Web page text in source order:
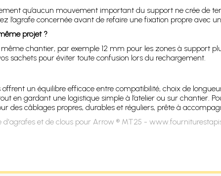
qu’aucun mouvement important du support ne crée de
l’agrafe concernée avant de refaire une fixation propre avec
projet ?
chantier, par exemple 12 mm pour les zones à support
sachets pour éviter toute confusion lors du rechargement.
un équilibre efficace entre compatibilité, choix de
en gardant une logistique simple à l’atelier ou sur chantier.
des câblages propres, durables et réguliers, prête à
d'agrafes et de clous pour Arrow ® MT25 -